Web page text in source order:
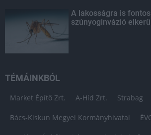
A lakosságra is
szúnyoginvázió
TÉMÁINKBÓL
Market Építő Zrt. A-Híd Zrt. Strabag
Bács-Kiskun Megyei Kormányhivatal